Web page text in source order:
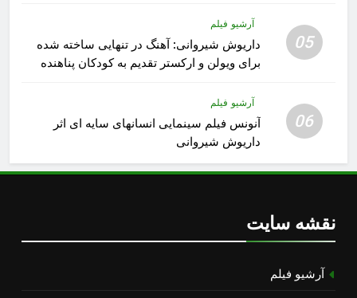
05
آرشیو فیلم
داریوش شیروانی: آهنگ در تنهایی ساخته شده
برای ویولن و ارکستر تقدیم به کودکان پناهنده
06
آرشیو فیلم
آنونس فیلم سینمایی انسانهای سایه ای اثر
داریوش شیروانی
نقشه سایت
آرشیو فیلم